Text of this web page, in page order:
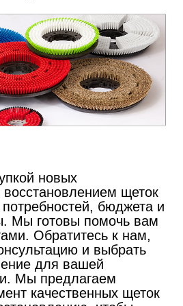
новых
щеток
бюджета и
Мы готовы помочь вам
Обратитесь к нам,
и выбрать
для вашей
Мы предлагаем
качественных щеток